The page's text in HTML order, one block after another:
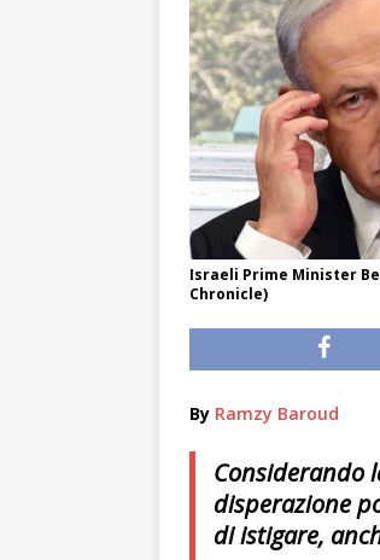
Israeli Prime Minister
Chronicle)
By Ramzy Baroud
Considerando
disperazione
di istigare,